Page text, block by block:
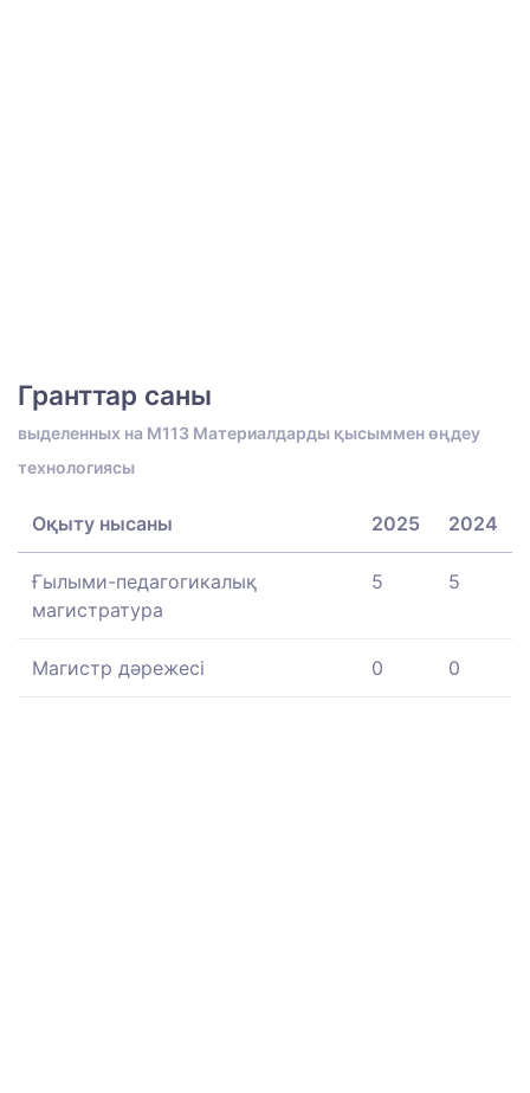
Гранттар саны
выделенных на M113 Материалдарды қысыммен өңдеу
технологиясы
Оқыту нысаны 2025 2024
Ғылыми-педагогикалық
магистратура
5 5
Магистр дәрежесі 0 0